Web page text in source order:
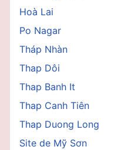
Hoà Lai
Po Nagar
Tháp Nhàn
Thap Dôi
Thap Banh It
Thap Canh Tiên
Thap Duong Long
Site de Mỹ Sơn